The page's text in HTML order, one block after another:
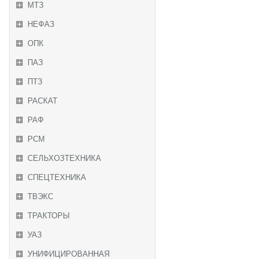
МТЗ
НЕФАЗ
ОПК
ПАЗ
ПТЗ
РАСКАТ
РАФ
РСМ
СЕЛЬХОЗТЕХНИКА
СПЕЦТЕХНИКА
ТВЭКС
ТРАКТОРЫ
УАЗ
УНИФИЦИРОВАННАЯ